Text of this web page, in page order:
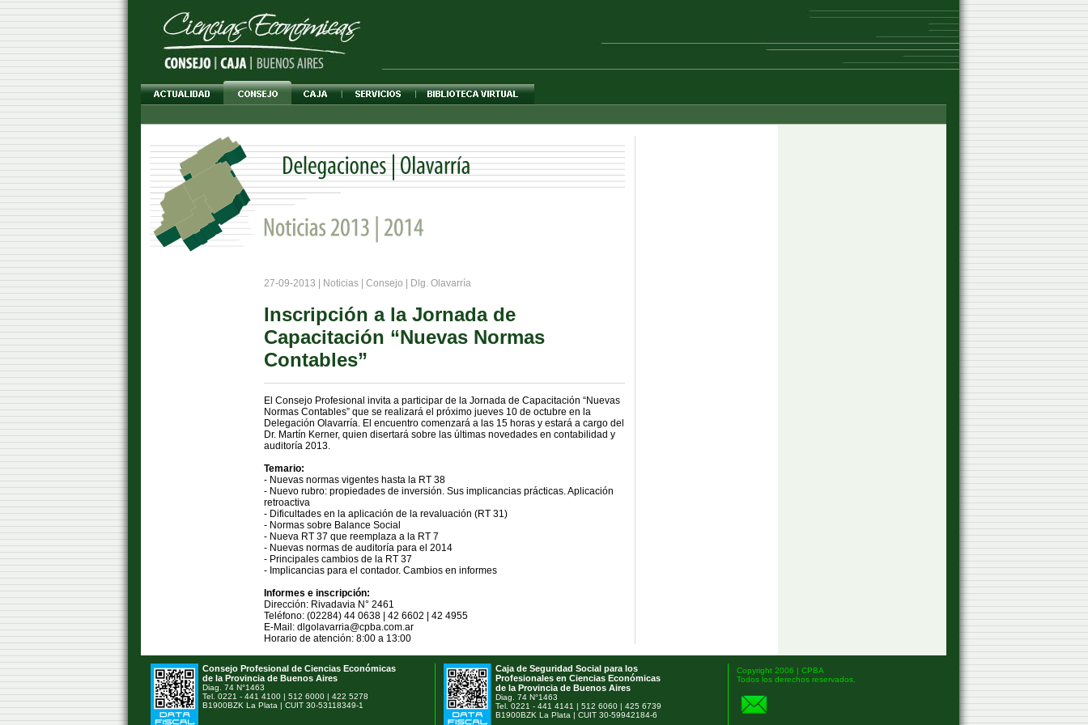
27-09-2013 | Noticias | Consejo | Dlg. Olavarría
Inscripción a la Jornada de
Capacitación “Nuevas Normas
Contables”
El Consejo Profesional invita a participar de la Jornada de Capacitación “Nuevas
Normas Contables” que se realizará el próximo jueves 10 de octubre en la
Delegación Olavarría. El encuentro comenzará a las 15 horas y estará a cargo del
Dr. Martín Kerner, quien disertará sobre las últimas novedades en contabilidad y
auditoría 2013.
Temario:
- Nuevas normas vigentes hasta la RT 38
- Nuevo rubro: propiedades de inversión. Sus implicancias prácticas. Aplicación
retroactiva
- Dificultades en la aplicación de la revaluación (RT 31)
- Normas sobre Balance Social
- Nueva RT 37 que reemplaza a la RT 7
- Nuevas normas de auditoría para el 2014
- Principales cambios de la RT 37
- Implicancias para el contador. Cambios en informes
Informes e inscripción:
Dirección: Rivadavia N° 2461
Teléfono: (02284) 44 0638 | 42 6602 | 42 4955
E-Mail: dlgolavarria@cpba.com.ar
Horario de atención: 8:00 a 13:00
Consejo Profesional de Ciencias Económicas
de la Provincia de Buenos Aires
Diag. 74 N°1463
Tel. 0221 - 441 4100 | 512 6000 | 422 5278
B1900BZK La Plata | CUIT 30-53118349-1
Caja de Seguridad Social para los
Profesionales en Ciencias Económicas
de la Provincia de Buenos Aires
Diag. 74 N°1463
Tel. 0221 - 441 4141 | 512 6060 | 425 6739
B1900BZK La Plata | CUIT 30-59942184-6
Copyright 2006 | CPBA
Todos los derechos reservados.